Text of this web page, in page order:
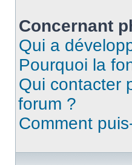
Concernant
Qui a
Pourquoi la
Qui contacter
forum ?
Comment